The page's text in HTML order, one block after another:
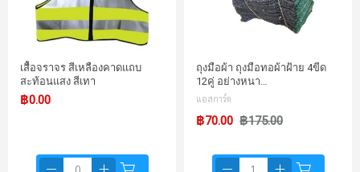
เสื้อจราจร สีเหลืองคาดแถบ
สะท้อนแสง สีเทา
฿0.00
ถุงมือผ้า ถุงมือทอผ้าฝ้าย 4ขีด
12คู่ อย่างหนา…
แอสการ์ด
฿70.00 ฿175.00